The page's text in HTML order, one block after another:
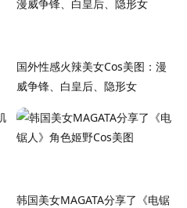
国外性感火辣美女Cos美图：漫
威争锋、白皇后、隐形女
韩国美女MAGATA分享了《电锯